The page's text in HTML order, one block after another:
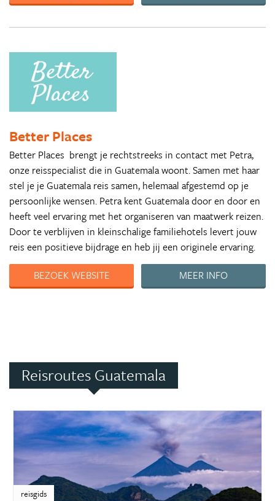
Better Places
Better Places brengt je rechtstreeks in contact met Petra,
onze reisspecialist die in Guatemala woont. Samen met haar
stel je je Guatemala reis samen, helemaal afgestemd op je
persoonlijke wensen. Petra kent Guatemala door en door en
heeft veel ervaring met het organiseren van maatwerk reizen.
Door te verblijven in kleinschalige familiehotels levert jouw
reis een positieve bijdrage en heb jij een originele ervaring.
BEZOEK WEBSITE
MEER INFO
Reisroutes Guatemala
reisgids